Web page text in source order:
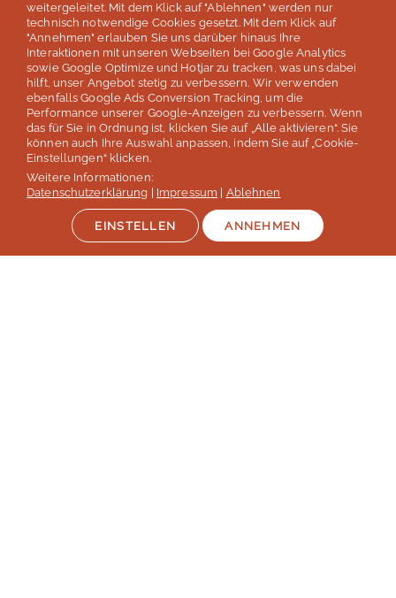
Google Bewertungen
4,8 von 5 Sternen
basierend auf 254 Bewertungen
Stand: Juli 2026
Top 5
der deutschen Sprachreisenveranstalter
laut Studie „Berufliche Weiterbildung 2026” des SZ Instituts
derSüddeutschen Zeitung
weitergeleitet. Mit dem Klick auf "Ablehnen" werden nur
technisch notwendige Cookies gesetzt. Mit dem Klick auf
"Annehmen" erlauben Sie uns darüber hinaus Ihre
Interaktionen mit unseren Webseiten bei Google Analytics
sowie Google Optimize und Hotjar zu tracken, was uns dabei
hilft, unser Angebot stetig zu verbessern. Wir verwenden
ebenfalls Google Ads Conversion Tracking, um die
Performance unserer Google-Anzeigen zu verbessern. Wenn
das für Sie in Ordnung ist, klicken Sie auf „Alle aktivieren“. Sie
können auch Ihre Auswahl anpassen, indem Sie auf „Cookie-
Einstellungen“ klicken.
Weitere Informationen:
Datenschutzerklärung
Impressum Ablehnen
EINSTELLEN ANNEHMEN